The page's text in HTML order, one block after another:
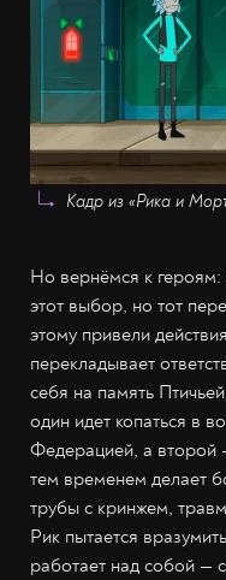
Кадр из «Рика и
Но вернёмся к
этот выбор, но тот
этому привели
перекладывает
себя на память
один идет копаться в
Федерацией, а второй
тем временем делает
трубы с кринжем,
Рик пытается
работает над собой —